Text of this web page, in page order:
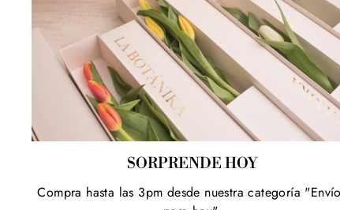
SORPRENDE HOY
Compra hasta las 3pm desde nuestra categoría